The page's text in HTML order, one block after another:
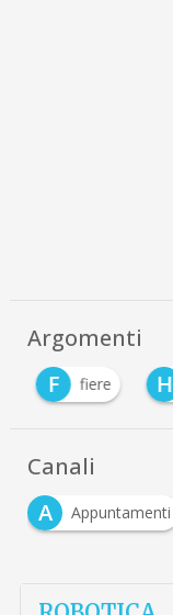
Argomenti
F fiere H
Canali
A
Appuntamenti